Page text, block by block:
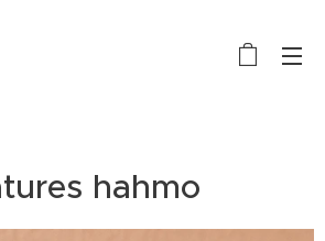
hahmo